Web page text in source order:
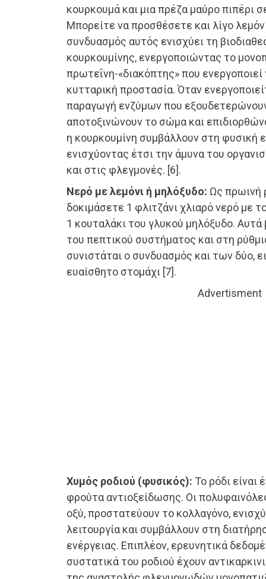
κουρκουμά και μια πρέζα μαύρο πιπέρι
Μπορείτε να προσθέσετε και λίγο
συνδυασμός αυτός ενισχύει τη
κουρκουμίνης, ενεργοποιώντας το
πρωτεΐνη-«διακόπτης» που ενεργοποιεί
κυτταρική προστασία. Όταν
παραγωγή ενζύμων που
αποτοξινώνουν το σώμα και
η κουρκουμίνη συμβάλλουν στη φυσική
ενισχύοντας έτσι την άμυνα του
και στις φλεγμονές. [6].
Νερό με λεμόνι ή μηλόξυδο: Ως πρωινή
δοκιμάσετε 1 φλιτζάνι χλιαρό νερό με
1 κουταλάκι του γλυκού μηλόξυδο. Αυτά
του πεπτικού συστήματος και στη
συνιστάται ο συνδυασμός και των δύο,
ευαίσθητο στομάχι [7].
Advertisment
Χυμός ροδιού (φυσικός): Το ρόδι είναι
φρούτα αντιοξείδωσης. Οι
οξύ, προστατεύουν το κολλαγόνο,
λειτουργία και συμβάλλουν στη
ενέργειας. Επιπλέον, ερευνητικά
συστατικά του ροδιού έχουν